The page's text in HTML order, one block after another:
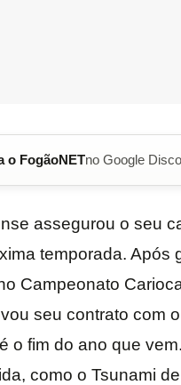
o FogãoNETno Google
assegurou o seu
temporada. Após
Campeonato
seu contrato com
o fim do ano que
como o Tsunami